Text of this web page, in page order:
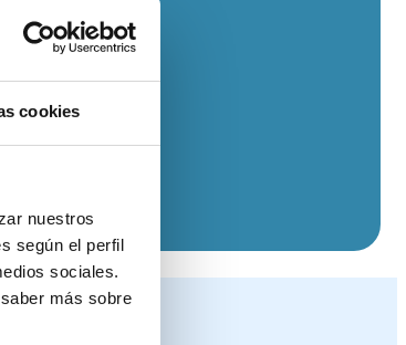
cookies
nuestros
según el perfil
sociales.
más sobre